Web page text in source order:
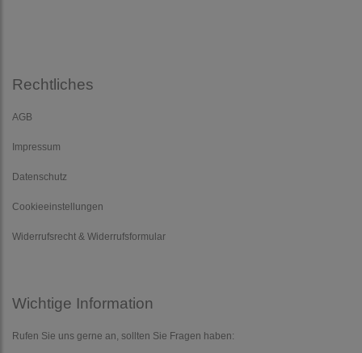
Rechtliches
AGB
Impressum
Datenschutz
Cookieeinstellungen
Widerrufsrecht & Widerrufsformular
Wichtige Information
Rufen Sie uns gerne an, sollten Sie Fragen haben: